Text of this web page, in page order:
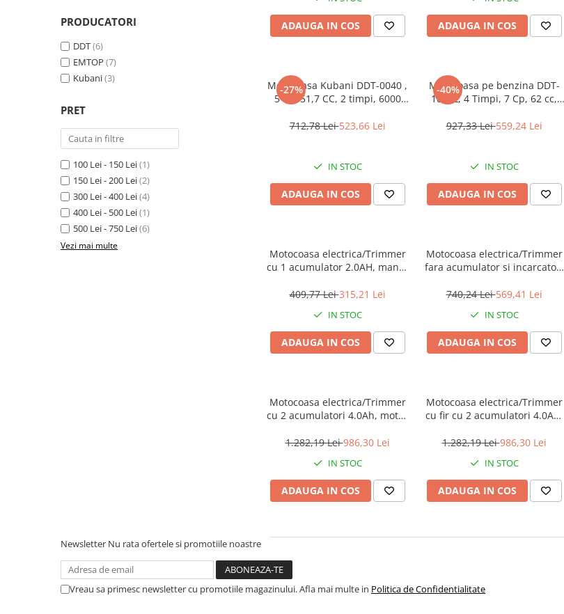
Masini de gaurit si insurubat
Masini de slefuit si polisat
Polizoare electrice
Polizoare electrice
Rindele electrice
Ciocane Rotopercutoare
Motoburghie si Burghie
Mixere- Amestecatoare
Acumulatori si incarcatoare
Aparate si masini gradinarit
Atomizoare si pompe de stropit
PRODUCATORI
DDT(6)
EMTOP (7)
Kubani(3)
PRET
100 Lei - 150 Lei(1)
150 Lei - 200 Lei(2)
300 Lei - 400 Lei(4)
400 Lei - 500 Lei(1)
500 Lei - 750 Lei(6)
Vezi mai multe
ADAUGA IN COS ADAUGA IN COS
-27%
Motocoasa Kubani DDT-0040 ,
5 CP, 51,7 CC, 2 timpi, 6000
4 accesorii incluse, 1 adaptor
712,78 Lei523,66 Lei
IN STOC
ADAUGA IN COS
-40%
Motocoasa pe benzina DDT-
1000L, 4 Timpi, 7 Cp, 62 cc,
927,33 Lei559,24 Lei
IN STOC
ADAUGA IN COS
Motocoasa electrica/Trimmer
cu 1 acumulator 2.0AH, maner
ELGT203285, EMTOP
409,77 Lei315,21 Lei
IN STOC
ADAUGA IN COS
Motocoasa electrica/Trimmer
fara acumulator si incarcator,
perii (brushless), 330mm -
740,24 Lei569,41 Lei
IN STOC
ADAUGA IN COS
Motocoasa electrica/Trimmer
cu 2 acumulatori 4.0Ah, motor
330/255mm, accesorii incluse
1.282,19 Lei986,30 Lei
IN STOC
ADAUGA IN COS
Motocoasa electrica/Trimmer
cu fir cu 2 acumulatori 4.0Ah,
330mm/255mm, accesorii
1.282,19 Lei986,30 Lei
IN STOC
ADAUGA IN COS
Newsletter Nu rata ofertele si promotiile noastre
Vreau sa primesc newsletter cu promotiile magazinului. Afla mai multe in Politica de Confidentialitate